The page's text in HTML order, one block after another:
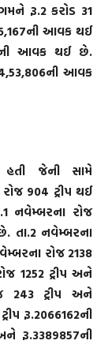
રૂ.2 કરોડ 31
આવક થઈ
આવક થઈ છે.
આવક
હતી જેની સામે
904 ટ્રીપ થઈ
નવેમ્બરના રોજ
તા.2 નવેમ્બરના
રોજ 2138
1252 ટ્રીપ અને
243 ટ્રીપ અને
રૂ.2066162ની
રૂ.3389857ની